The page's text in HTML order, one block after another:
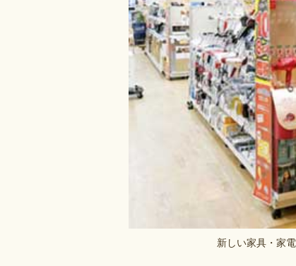
新しい家具・家